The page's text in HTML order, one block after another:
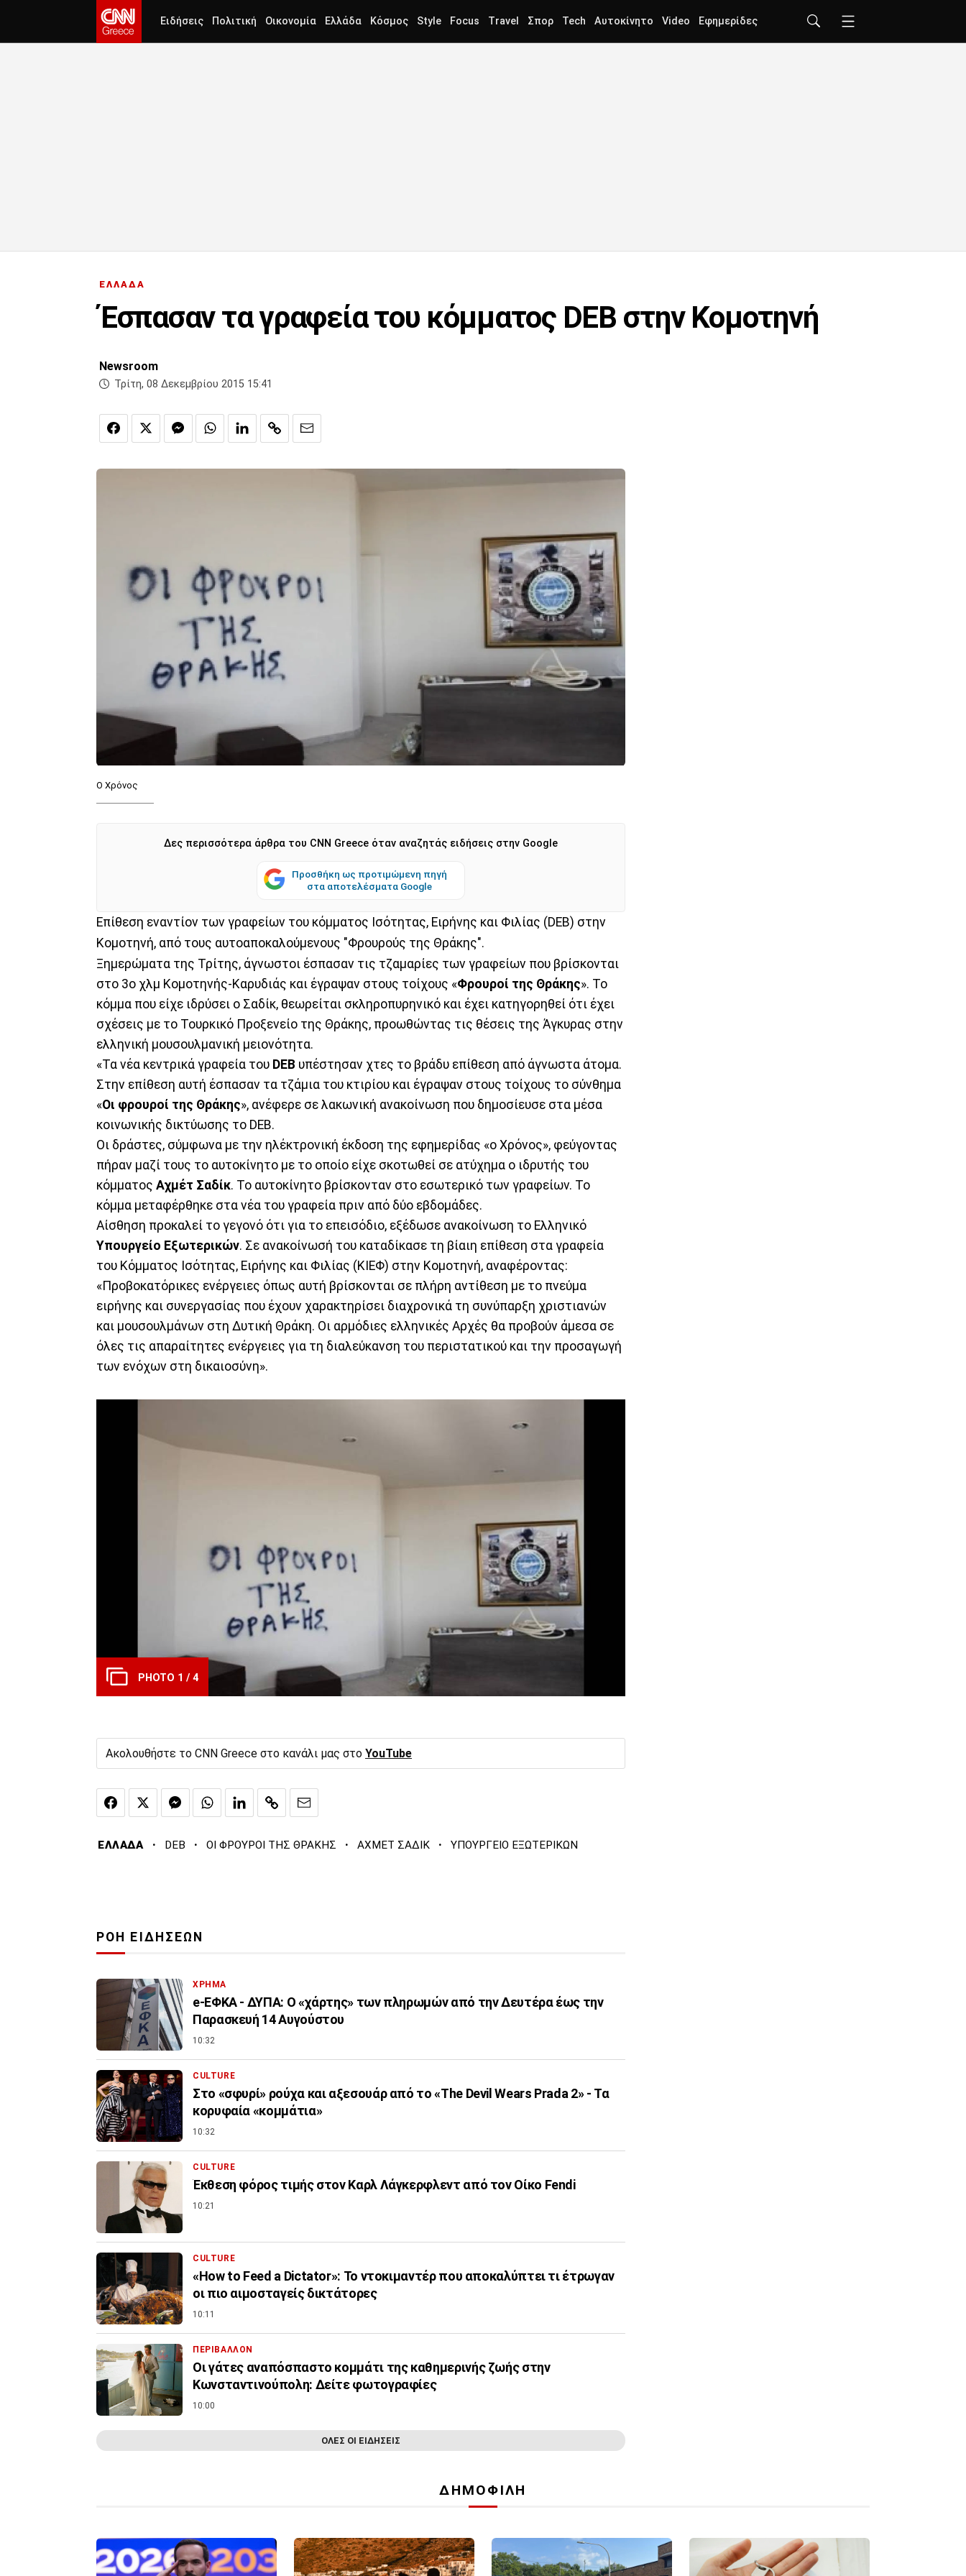
Ειδήσεις Πολιτική Οικονομία Ελλάδα Κόσμος Style Focus Travel Σπορ Tech Αυτοκίνητο Video Εφημερίδες
ΕΛΛΑΔΑ
Έσπασαν τα γραφεία του κόμματος DEB στην Κομοτηνή
Newsroom
Τρίτη, 08 Δεκεμβρίου 2015 15:41
Ο Χρόνος
Δες περισσότερα άρθρα του CNN Greece όταν αναζητάς ειδήσεις στην Google
Προσθήκη ως προτιμώμενη πηγή
στα αποτελέσματα Google
Επίθεση εναντίον των γραφείων του κόμματος Ισότητας, Ειρήνης και Φιλίας (DEB) στην
Κομοτηνή, από τους αυτοαποκαλούμενους "Φρουρούς της Θράκης".
Ξημερώματα της Τρίτης, άγνωστοι έσπασαν τις τζαμαρίες των γραφείων που βρίσκονται
στο 3ο χλμ Κομοτηνής-Καρυδιάς και έγραψαν στους τοίχους «Φρουροί της Θράκης». Το
κόμμα που είχε ιδρύσει ο Σαδίκ, θεωρείται σκληροπυρηνικό και έχει κατηγορηθεί ότι έχει
σχέσεις με το Τουρκικό Προξενείο της Θράκης, προωθώντας τις θέσεις της Άγκυρας στην
ελληνική μουσουλμανική μειονότητα.
«Τα νέα κεντρικά γραφεία του DEB υπέστησαν χτες το βράδυ επίθεση από άγνωστα άτομα.
Στην επίθεση αυτή έσπασαν τα τζάμια του κτιρίου και έγραψαν στους τοίχους το σύνθημα
«Οι φρουροί της Θράκης», ανέφερε σε λακωνική ανακοίνωση που δημοσίευσε στα μέσα
κοινωνικής δικτύωσης το DEB.
Οι δράστες, σύμφωνα με την ηλέκτρονική έκδοση της εφημερίδας «ο Χρόνος», φεύγοντας
πήραν μαζί τους το αυτοκίνητο με το οποίο είχε σκοτωθεί σε ατύχημα ο ιδρυτής του
κόμματος Αχμέτ Σαδίκ. Το αυτοκίνητο βρίσκονταν στο εσωτερικό των γραφείων. Το
κόμμα μεταφέρθηκε στα νέα του γραφεία πριν από δύο εβδομάδες.
Αίσθηση προκαλεί το γεγονό ότι για το επεισόδιο, εξέδωσε ανακοίνωση το Ελληνικό
Υπουργείο Εξωτερικών. Σε ανακοίνωσή του καταδίκασε τη βίαιη επίθεση στα γραφεία
του Κόμματος Ισότητας, Ειρήνης και Φιλίας (ΚΙΕΦ) στην Κομοτηνή, αναφέροντας:
«Προβοκατόρικες ενέργειες όπως αυτή βρίσκονται σε πλήρη αντίθεση με το πνεύμα
ειρήνης και συνεργασίας που έχουν χαρακτηρίσει διαχρονικά τη συνύπαρξη χριστιανών
και μουσουλμάνων στη Δυτική Θράκη. Οι αρμόδιες ελληνικές Αρχές θα προβούν άμεσα σε
όλες τις απαραίτητες ενέργειες για τη διαλεύκανση του περιστατικού και την προσαγωγή
των ενόχων στη δικαιοσύνη».
PHOTO 1 / 4
Ακολουθήστε το CNN Greece στο κανάλι μας στο YouTube
ΕΛΛΑΔΑ · DEB · ΟΙ ΦΡΟΥΡΟΙ ΤΗΣ ΘΡΑΚΗΣ · ΑΧΜΕΤ ΣΑΔΙΚ · ΥΠΟΥΡΓΕΙΟ ΕΞΩΤΕΡΙΚΩΝ
ΡΟΗ ΕΙΔΗΣΕΩΝ
ΧΡΗΜΑ
e-ΕΦΚΑ - ΔΥΠΑ: Ο «χάρτης» των πληρωμών από την Δευτέρα έως την
Παρασκευή 14 Αυγούστου
10:32
CULTURE
Στο «σφυρί» ρούχα και αξεσουάρ από το «The Devil Wears Prada 2» - Τα
κορυφαία «κομμάτια»
10:32
CULTURE
Έκθεση φόρος τιμής στον Καρλ Λάγκερφλεντ από τον Οίκο Fendi
10:21
CULTURE
«How to Feed a Dictator»: Το ντοκιμαντέρ που αποκαλύπτει τι έτρωγαν
οι πιο αιμοσταγείς δικτάτορες
10:11
ΠΕΡΙΒΑΛΛΟΝ
Οι γάτες αναπόσπαστο κομμάτι της καθημερινής ζωής στην
Κωνσταντινούπολη: Δείτε φωτογραφίες
10:00
ΟΛΕΣ ΟΙ ΕΙΔΗΣΕΙΣ
ΔΗΜΟΦΙΛΗ